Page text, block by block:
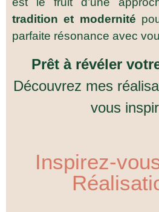
tradition et modernité
parfaite résonance avec
Prêt à révéler
Découvrez mes
vous
Inspirez-